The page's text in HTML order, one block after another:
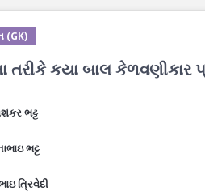
(GK)
તરીકે કયા બાલ કેળવણીકાર
ભટ્ટ
ભટ્ટ
ત્રિવેદી